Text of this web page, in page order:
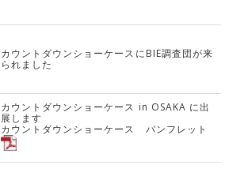
カウントダウンショーケースにBIE調査団が来
られました
カウントダウンショーケース in OSAKA に出
展します
カウントダウンショーケース パンフレット